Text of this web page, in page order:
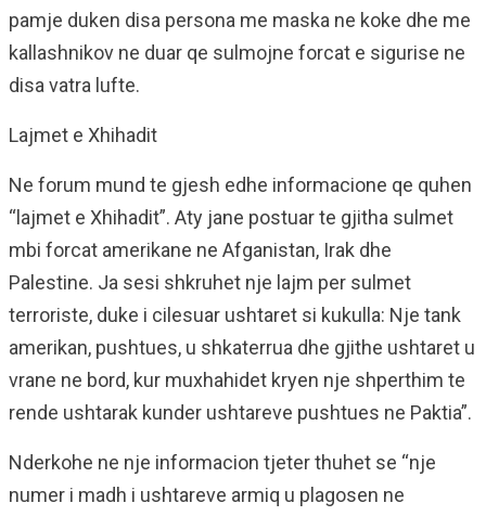
pamje duken disa persona me maska ne koke dhe me
kallashnikov ne duar qe sulmojne forcat e sigurise ne
disa vatra lufte.
Lajmet e Xhihadit
Ne forum mund te gjesh edhe informacione qe quhen
“lajmet e Xhihadit”. Aty jane postuar te gjitha sulmet
mbi forcat amerikane ne Afganistan, Irak dhe
Palestine. Ja sesi shkruhet nje lajm per sulmet
terroriste, duke i cilesuar ushtaret si kukulla: Nje tank
amerikan, pushtues, u shkaterrua dhe gjithe ushtaret u
vrane ne bord, kur muxhahidet kryen nje shperthim te
rende ushtarak kunder ushtareve pushtues ne Paktia”.
Nderkohe ne nje informacion tjeter thuhet se “nje
numer i madh i ushtareve armiq u plagosen ne